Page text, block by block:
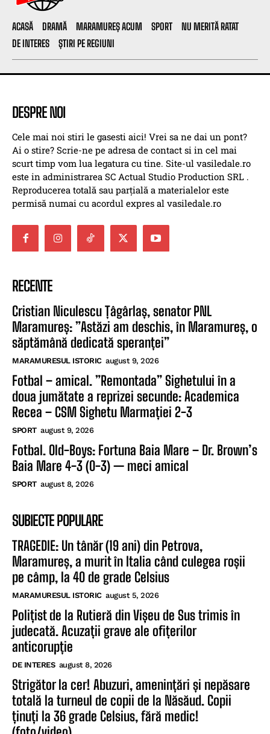
ACASĂ DRAMĂ MARAMUREȘ ACUM SPORT
NU MERITĂ RATAT
DE INTERES
ȘTIRI PE REGIUNI
DESPRE NOI
Cele mai noi stiri le gasesti aici! Vrei sa ne dai un pont?
Ai o stire? Scrie-ne pe adresa de contact si in cel mai
scurt timp vom lua legatura cu tine. Site-ul vasiledale.ro
este in administrarea SC Actual Studio Production SRL .
Reproducerea totală sau parțială a materialelor este
permisă numai cu acordul expres al vasiledale.ro
RECENTE
Cristian Niculescu Țâgârlaș, senator PNL
Maramureș: ”Astăzi am deschis, în Maramureș, o
săptămână dedicată speranței”
MARAMURESUL ISTORIC august 9, 2026
Fotbal – amical. ”Remontada” Sighetului în a
doua jumătate a reprizei secunde: Academica
Recea – CSM Sighetu Marmației 2-3
SPORT august 9, 2026
Fotbal. Old-Boys: Fortuna Baia Mare – Dr. Brown’s
Baia Mare 4-3 (0-3) — meci amical
SPORT august 8, 2026
SUBIECTE POPULARE
TRAGEDIE: Un tânăr (19 ani) din Petrova,
Maramureș, a murit în Italia când culegea roșii
pe câmp, la 40 de grade Celsius
MARAMURESUL ISTORIC august 5, 2026
Polițist de la Rutieră din Vișeu de Sus trimis în
judecată. Acuzații grave ale ofițerilor
anticorupție
DE INTERES august 8, 2026
Strigător la cer! Abuzuri, amenințări și nepăsare
totală la turneul de copii de la Năsăud. Copii
ținuți la 36 grade Celsius, fără medic!